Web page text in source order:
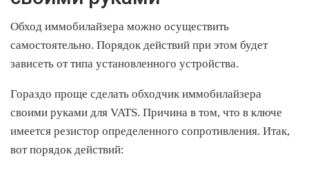
Обход иммобилайзера можно осуществить
самостоятельно. Порядок действий при этом будет
зависеть от типа установленного устройства.
Гораздо проще сделать обходчик иммобилайзера
своими руками для VATS. Причина в том, что в ключе
имеется резистор определенного сопротивления. Итак,
вот порядок действий: